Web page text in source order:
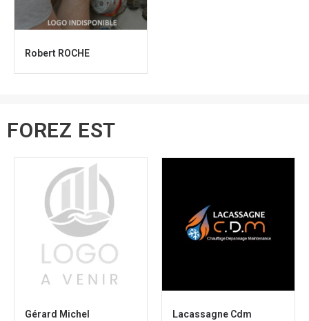
Robert ROCHE
FOREZ EST
Gérard Michel Lacassagne Cdm